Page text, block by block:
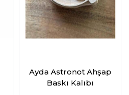
Ayda Astronot Ahşap
Baskı Kalıbı